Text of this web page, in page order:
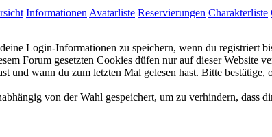
Informationen Avatarliste Reservierungen Charakterliste
Login-Informationen zu speichern, wenn du registriert
Forum gesetzten Cookies düfen nur auf dieser Website
und wann du zum letzten Mal gelesen hast. Bitte bestätige,
von der Wahl gespeichert, um zu verhindern, dass